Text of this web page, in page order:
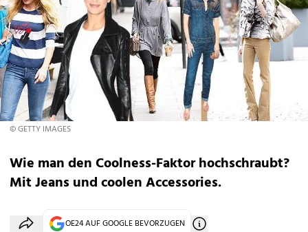
© GETTY IMAGES
Wie man den Coolness-Faktor hochschraubt?
Mit Jeans und coolen Accessories.
OE24 AUF GOOGLE BEVORZUGEN